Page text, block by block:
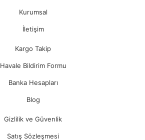
Kurumsal
İletişim
Kargo Takip
Havale Bildirim Formu
Banka Hesapları
Blog
Gizlilik ve Güvenlik
Satış Sözleşmesi